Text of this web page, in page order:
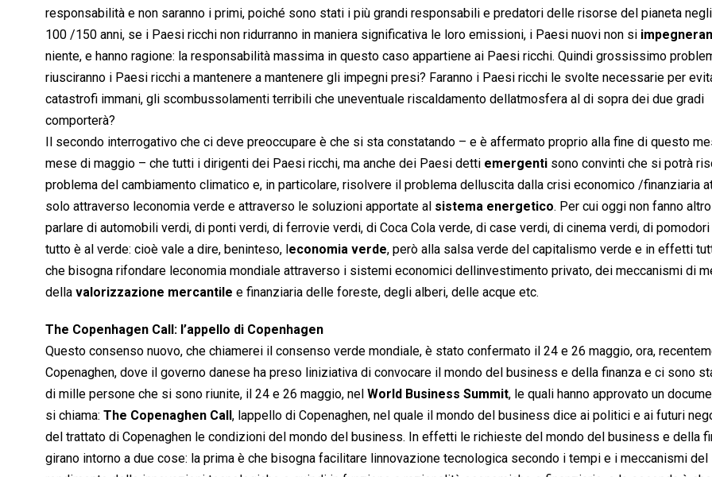
responsabilità e non saranno i primi, poiché sono stati i più grandi responsabili e predatori delle risorse del pianeta
100 /150 anni, se i Paesi ricchi non ridurranno in maniera significativa le loro emissioni, i Paesi nuovi non si
niente, e hanno ragione: la responsabilità massima in questo caso appartiene ai Paesi ricchi. Quindi grossissimo
riusciranno i Paesi ricchi a mantenere a mantenere gli impegni presi? Faranno i Paesi ricchi le svolte necessarie per
catastrofi immani, gli scombussolamenti terribili che uneventuale riscaldamento dellatmosfera al di sopra dei due gradi
comporterà?
Il secondo interrogativo che ci deve preoccupare è che si sta constatando – e è affermato proprio alla fine di questo
mese di maggio – che tutti i dirigenti dei Paesi ricchi, ma anche dei Paesi detti emergenti sono convinti che si potrà
problema del cambiamento climatico e, in particolare, risolvere il problema delluscita dalla crisi economico /finanziaria
solo attraverso leconomia verde e attraverso le soluzioni apportate al sistema energetico. Per cui oggi non fanno
parlare di automobili verdi, di ponti verdi, di ferrovie verdi, di Coca Cola verde, di case verdi, di cinema verdi, di
tutto è al verde: cioè vale a dire, beninteso, leconomia verde, però alla salsa verde del capitalismo verde e in effetti
che bisogna rifondare leconomia mondiale attraverso i sistemi economici dellinvestimento privato, dei meccanismi di
della valorizzazione mercantile e finanziaria delle foreste, degli alberi, delle acque etc.
The Copenhagen Call: l’appello di Copenhagen
Questo consenso nuovo, che chiamerei il consenso verde mondiale, è stato confermato il 24 e 26 maggio, ora,
Copenaghen, dove il governo danese ha preso liniziativa di convocare il mondo del business e della finanza e ci sono
di mille persone che si sono riunite, il 24 e 26 maggio, nel World Business Summit, le quali hanno approvato un
si chiama:  The Copenaghen Call, lappello di Copenaghen, nel quale il mondo del business dice ai politici e ai futuri
del trattato di Copenaghen le condizioni del mondo del business. In effetti le richieste del mondo del business e della
girano intorno a due cose: la prima è che bisogna facilitare linnovazione tecnologica secondo i tempi e i meccanismi del